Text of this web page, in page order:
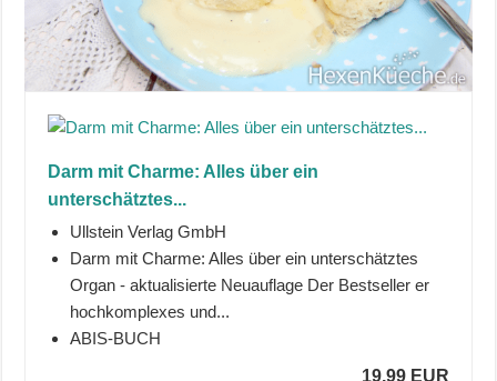
Darm mit Charme: Alles über ein
unterschätztes...
Ullstein Verlag GmbH
Darm mit Charme: Alles über ein unterschätztes
Organ - aktualisierte Neuauflage Der Bestseller er
hochkomplexes und...
ABIS-BUCH
19,99 EUR